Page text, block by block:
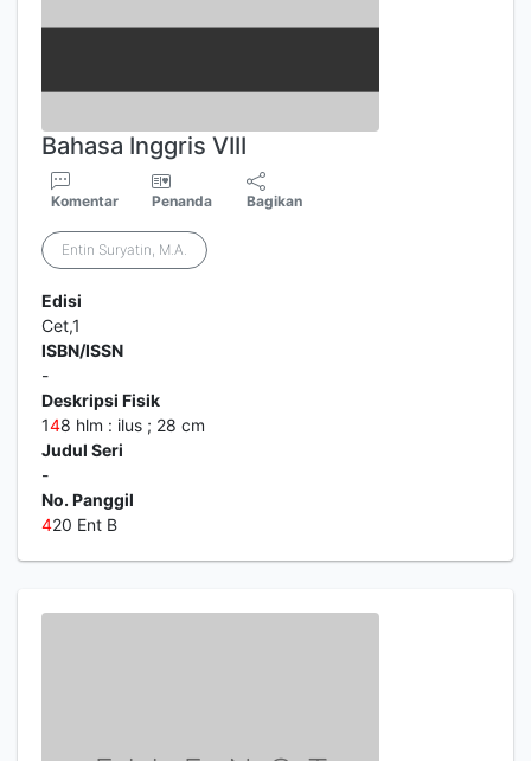
Bahasa Inggris VIII
Komentar Penanda Bagikan
Entin Suryatin, M.A.
Edisi
Cet,1
ISBN/ISSN
-
Deskripsi Fisik
148 hlm : ilus ; 28 cm
Judul Seri
-
No. Panggil
420 Ent B